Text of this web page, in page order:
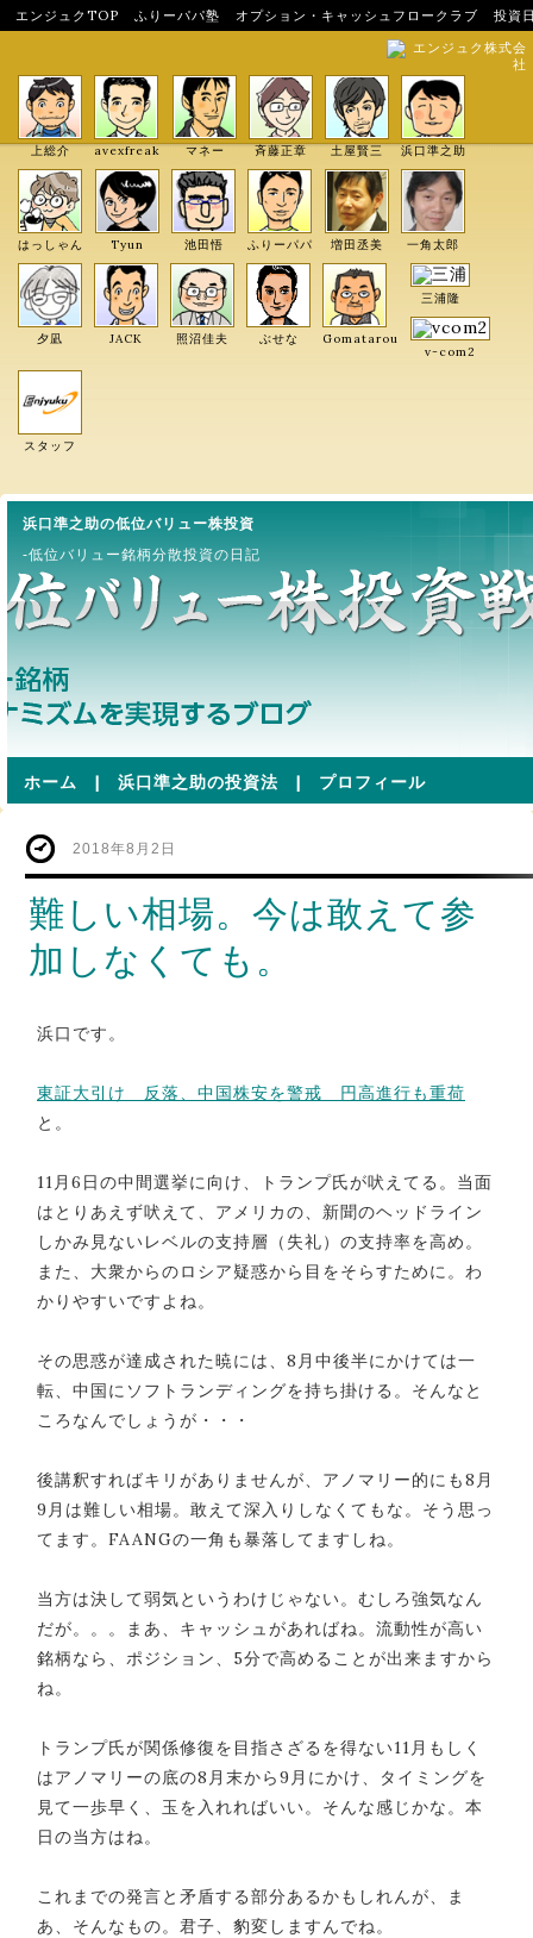
エンジュクTOP ふりーパパ塾 オプション・キャッシュフロークラブ
投資
エンジュク株式会
社
上総介 avexfreak マネー 斉藤正章 土屋賢三 浜口準之助
はっしゃん Tyun 池田悟 ふりーパパ 増田丞美 一角太郎
夕凪 JACK 照沼佳夫 ぶせな Gomatarou
三浦隆
v-com2
スタッフ
浜口準之助の低位バリュー株投資
-低位バリュー銘柄分散投資の日記
ホーム | 浜口準之助の投資法 | プロフィール
2018年8月2日
難しい相場。今は敢えて参
加しなくても。
浜口です。
東証大引け 反落、中国株安を警戒 円高進行も重荷
と。
11月6日の中間選挙に向け、トランプ氏が吠えてる。当面
はとりあえず吠えて、アメリカの、新聞のヘッドライン
しかみ見ないレベルの支持層（失礼）の支持率を高め。
また、大衆からのロシア疑惑から目をそらすために。わ
かりやすいですよね。
その思惑が達成された暁には、8月中後半にかけては一
転、中国にソフトランディングを持ち掛ける。そんなと
ころなんでしょうが・・・
後講釈すればキリがありませんが、アノマリー的にも8月
9月は難しい相場。敢えて深入りしなくてもな。そう思っ
てます。FAANGの一角も暴落してますしね。
当方は決して弱気というわけじゃない。むしろ強気なん
だが。。。まあ、キャッシュがあればね。流動性が高い
銘柄なら、ポジション、5分で高めることが出来ますから
ね。
トランプ氏が関係修復を目指さざるを得ない11月もしく
はアノマリーの底の8月末から9月にかけ、タイミングを
見て一歩早く、玉を入れればいい。そんな感じかな。本
日の当方はね。
これまでの発言と矛盾する部分あるかもしれんが、ま
あ、そんなもの。君子、豹変しますんでね。